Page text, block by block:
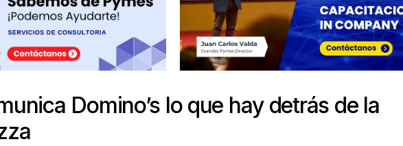
Domino’s lo que hay detrás de la